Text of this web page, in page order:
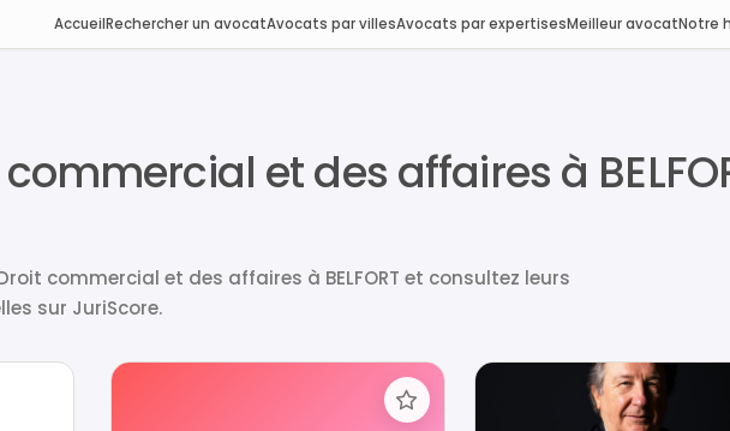
AccueilRechercher un avocatAvocats par villesAvocats par expertisesMeilleur avocatNotre
et des affaires à
commercial et des affaires à BELFORT et consultez leurs
sur JuriScore.